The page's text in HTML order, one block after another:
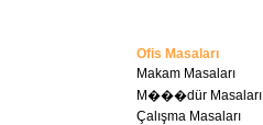
Ofis Masaları
Makam Masaları
M���dür Masaları
Çalışma Masaları